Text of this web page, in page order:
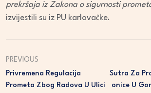
prekršaja iz Zakona o sigurnosti
izvijestili su iz PU karlovačke.
PREVIOUS
Privremena Regulacija
Prometa Zbog Radova U Ulici
Sutra Za
Onice U